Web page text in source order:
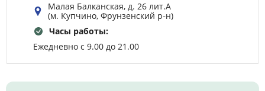
Малая Балканская, д. 26 лит.А
(м. Купчино, Фрунзенский р‑н)
Часы работы:
Ежедневно с 9.00 до 21.00